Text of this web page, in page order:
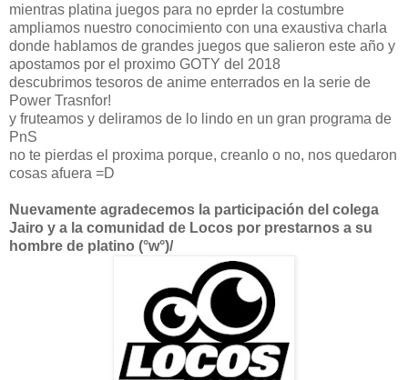
mientras platina juegos para no eprder la costumbre
ampliamos nuestro conocimiento con una exaustiva charla
donde hablamos de grandes juegos que salieron este año y
apostamos por el proximo GOTY del 2018
descubrimos tesoros de anime enterrados en la serie de
Power Trasnfor!
y fruteamos y deliramos de lo lindo en un gran programa de
PnS
no te pierdas el proxima porque, creanlo o no, nos quedaron
cosas afuera =D
Nuevamente agradecemos la participación del colega
Jairo y a la comunidad de Locos por prestarnos a su
hombre de platino (°w°)/